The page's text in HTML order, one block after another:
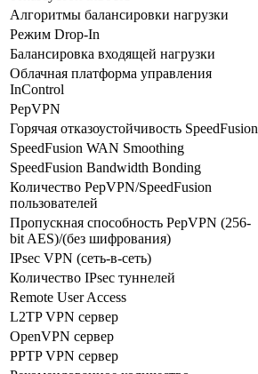
Алгоритмы балансировки нагрузки
Режим Drop-In
Балансировка входящей нагрузки
Облачная платформа управления
InControl
PepVPN
Горячая отказоустойчивость SpeedFusion
SpeedFusion WAN Smoothing
SpeedFusion Bandwidth Bonding
Количество PepVPN/SpeedFusion
пользователей
Пропускная способность PepVPN (256-
bit AES)/(без шифрования)
IPsec VPN (сеть-в-сеть)
Количество IPsec туннелей
Remote User Access
L2TP VPN сервер
OpenVPN сервер
PPTP VPN сервер